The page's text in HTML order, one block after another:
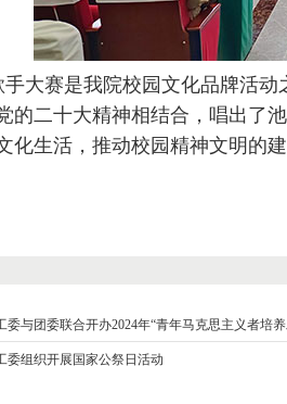
大赛是我院校园文化品牌活
的二十大精神相结合，唱出了
化生活，推动校园精神文明的
委与团委联合开办2024年“青年马克思主义者培
委组织开展国家公祭日活动